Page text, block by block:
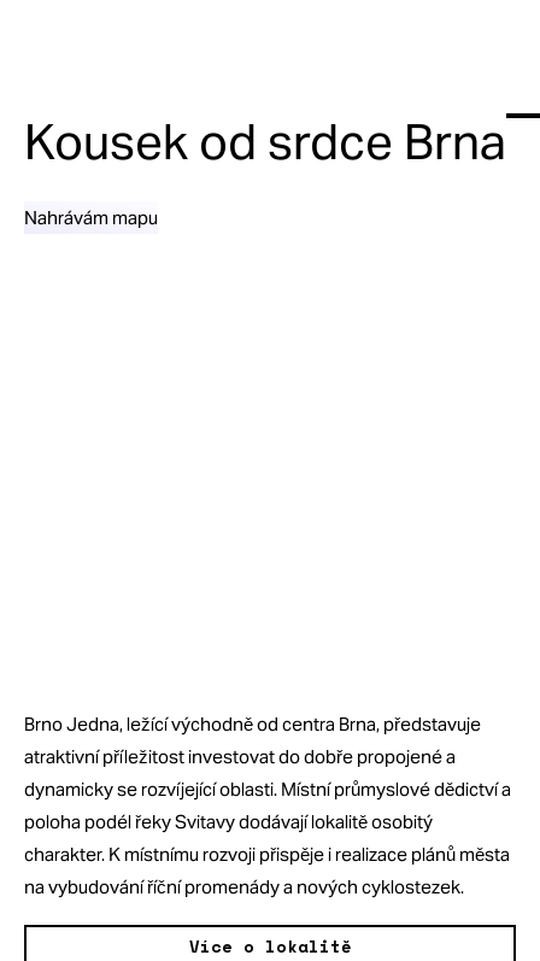
Kousek od srdce Brna
Nahrávám mapu
Brno Jedna, ležící východně od centra Brna, představuje
atraktivní příležitost investovat do dobře propojené a
dynamicky se rozvíjející oblasti. Místní průmyslové dědictví a
poloha podél řeky Svitavy dodávají lokalitě osobitý
charakter. K místnímu rozvoji přispěje i realizace plánů města
na vybudování říční promenády a nových cyklostezek.
Více o lokalitě